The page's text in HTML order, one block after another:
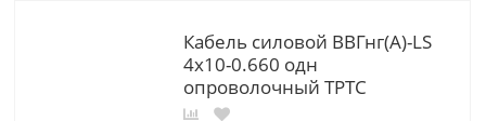
Кабель силовой ВВГнг(А)-LS
4х10-0.660 одн
опроволочный ТРТС